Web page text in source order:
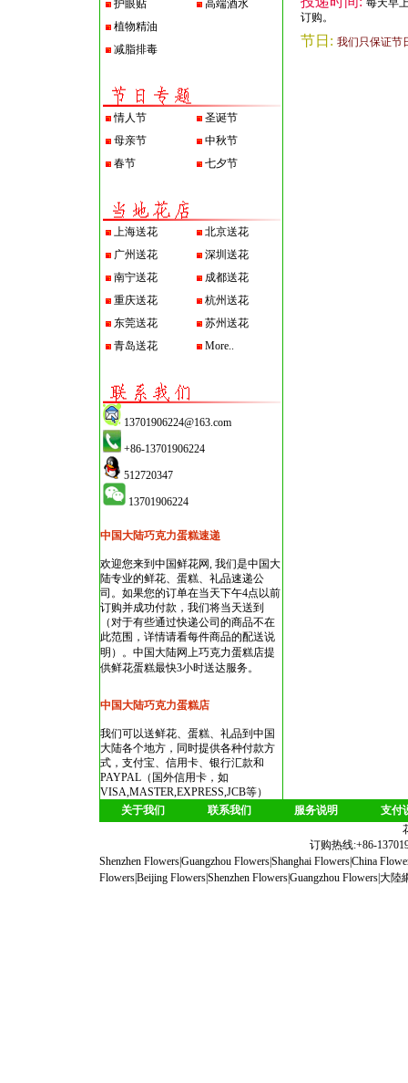
护眼贴
高端酒水
植物精油
减脂排毒
情人节
圣诞节
母亲节
中秋节
春节
七夕节
上海送花
北京送花
广州送花
深圳送花
南宁送花
成都送花
重庆送花
杭州送花
东莞送花
苏州送花
青岛送花
More..
13701906224@163.com
+86-13701906224
512720347
13701906224
中国大陆巧克力蛋糕速递
欢迎您来到中国鲜花网, 我们是中国大
陆专业的鲜花、蛋糕、礼品速递公
司。如果您的订单在当天下午4点以前
订购并成功付款，我们将当天送到
（对于有些通过快递公司的商品不在
此范围，详情请看每件商品的配送说
明）。 中国大陆网上巧克力蛋糕店提
供鲜花蛋糕最快3小时送达服务。
中国大陆巧克力蛋糕店
我们可以送鲜花、蛋糕、礼品到中国
大陆各个地方，同时提供各种付款方
式，支付宝、信用卡、银行汇款和
PAYPAL（国外信用卡，如
VISA,MASTER,EXPRESS,JCB等）
每天早
订购。
节日: 我们只保证节
关于我们 联系我们 服务说明
支付
订购热线:+86-
Shenzhen FlowersGuangzhou FlowersShanghai FlowersChina
FlowersBeijing FlowersShenzhen FlowersGuangzhou Flowers大陸